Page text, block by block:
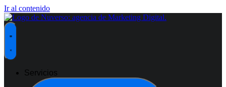
Ir al contenido
Servicios